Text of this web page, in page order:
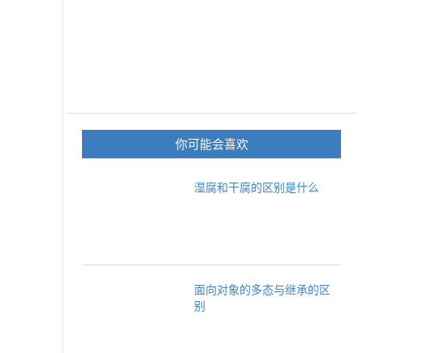
你可能会喜欢
湿腐和干腐的区别是什么
面向对象的多态与继承的区
别